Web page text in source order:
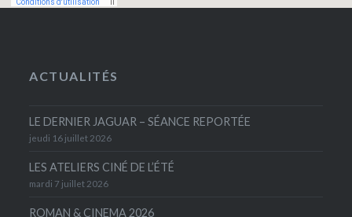
ACTUALITÉS
LE DERNIER JAGUAR – SÉANCE REPORTÉE
jeudi 16 juillet 2026
LES ATELIERS CINÉ DE L’ÉTÉ
mardi 7 juillet 2026
ROMAN & CINEMA 2026